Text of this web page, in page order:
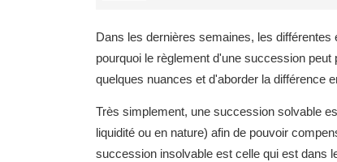
Dans les dernières semaines, les
pourquoi le règlement d'une succession
quelques nuances et d'aborder la différence
Très simplement, une succession solvable
liquidité ou en nature) afin de pouvoir
succession insolvable est celle qui est dans